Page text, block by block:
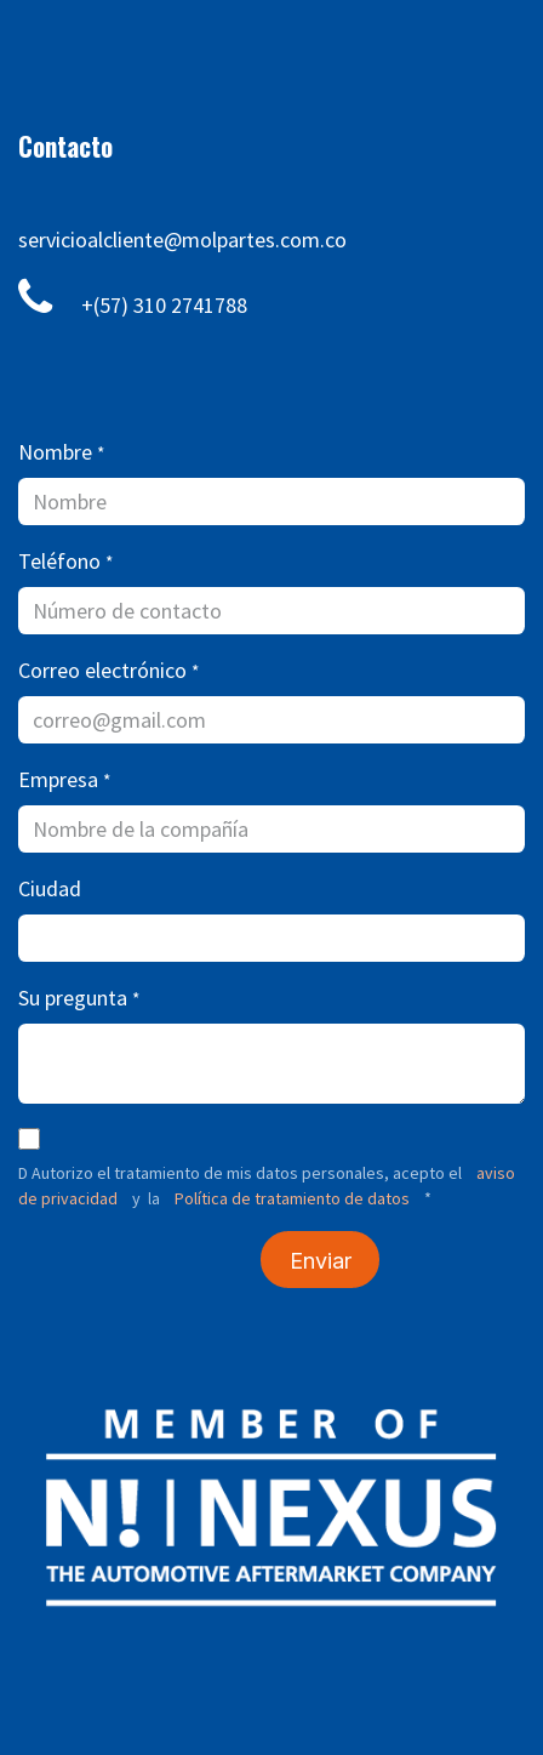
Contacto
servicioalcliente@molpartes.com.co
+(57) 310 2741788
Nombre *
Teléfono *
Correo electrónico *
Empresa *
Ciudad
Su pregunta *
D Autorizo ​​el tratamiento de mis datos personales, acepto el
aviso
de privacidad
y la Política de tratamiento de datos *
Enviar